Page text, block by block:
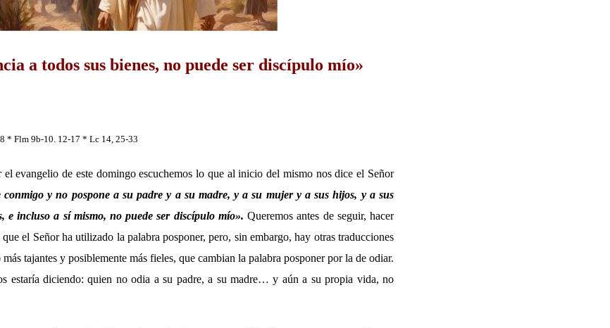
a todos sus bienes, no puede ser discípulo mío»
* Flm 9b-10. 12-17 * Lc 14, 25-33
el evangelio de este domingo escuchemos lo que al inicio del mismo nos dice el Señor
conmigo y no pospone a su padre y a su madre, y a su mujer y a sus hijos, y a sus
e incluso a sí mismo, no puede ser discípulo mío». Queremos antes de seguir, hacer
el Señor ha utilizado la palabra posponer, pero, sin embargo, hay otras traducciones
tajantes y posiblemente más fieles, que cambian la palabra posponer por la de odiar.
estaría diciendo: quien no odia a su padre, a su madre… y aún a su propia vida, no